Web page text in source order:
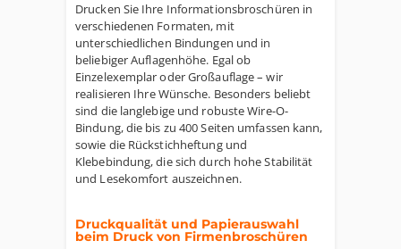
Drucken Sie Ihre Informationsbroschüren in
verschiedenen Formaten, mit
unterschiedlichen Bindungen und in
beliebiger Auflagenhöhe. Egal ob
Einzelexemplar oder Großauflage – wir
realisieren Ihre Wünsche. Besonders beliebt
sind die langlebige und robuste Wire-O-
Bindung, die bis zu 400 Seiten umfassen kann,
sowie die Rückstichheftung und
Klebebindung, die sich durch hohe Stabilität
und Lesekomfort auszeichnen.
Druckqualität und Papierauswahl
beim Druck von Firmenbroschüren